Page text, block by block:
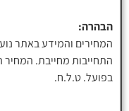
הבהרה:
המחירים והמידע באתר
התחייבות מחייבת.
בפועל. ט.ל.ח.